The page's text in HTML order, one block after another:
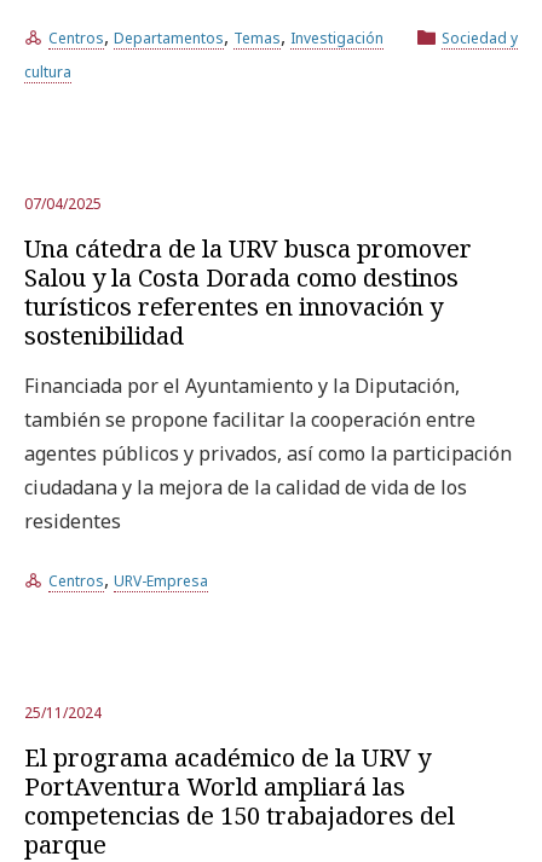
Centros, Departamentos, Temas, Investigación
Sociedad y
cultura
07/04/2025
Una cátedra de la URV busca promover
Salou y la Costa Dorada como destinos
turísticos referentes en innovación y
sostenibilidad
Financiada por el Ayuntamiento y la Diputación,
también se propone facilitar la cooperación entre
agentes públicos y privados, así como la participación
ciudadana y la mejora de la calidad de vida de los
residentes
Centros, URV-Empresa
25/11/2024
El programa académico de la URV y
PortAventura World ampliará las
competencias de 150 trabajadores del
parque